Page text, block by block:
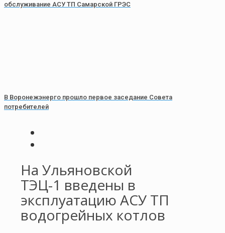
обслуживание АСУ ТП Самарской ГРЭС
В Воронежэнерго прошло первое заседание Совета
потребителей
На Ульяновской
ТЭЦ-1 введены в
эксплуатацию АСУ ТП
водогрейных котлов